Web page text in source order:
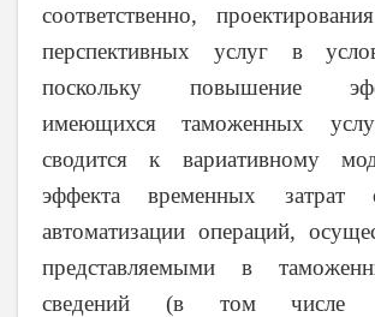
соответственно,
перспективных услуг в
поскольку повышение
имеющихся таможенных
сводится к вариативному
эффекта временных затрат
автоматизации операций,
представляемыми в
сведений (в том числе